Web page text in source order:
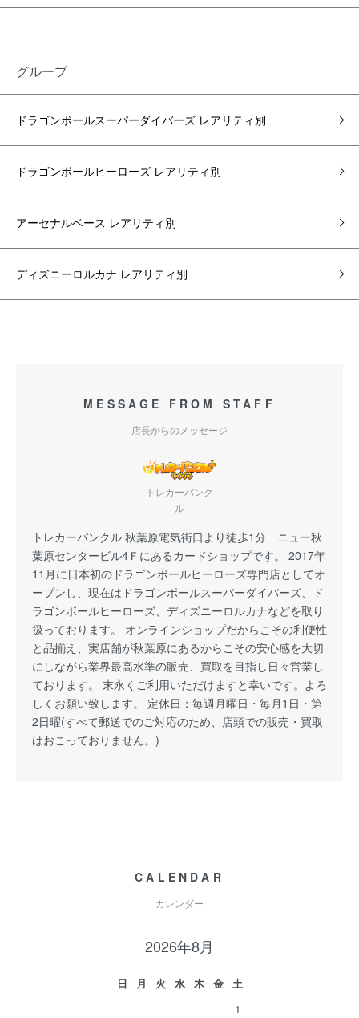
グループ
ドラゴンボールスーパーダイバーズ レアリティ別
ドラゴンボールヒーローズ レアリティ別
アーセナルベース レアリティ別
ディズニーロルカナ レアリティ別
MESSAGE FROM STAFF
店長からのメッセージ
トレカーバンク
ル
トレカーバンクル 秋葉原電気街口より徒歩1分 ニュー秋
葉原センタービル4Ｆにあるカードショップです。 2017年
11月に日本初のドラゴンボールヒーローズ専門店としてオ
ープンし、現在はドラゴンボールスーパーダイバーズ、ド
ラゴンボールヒーローズ、ディズニーロルカナなどを取り
扱っております。 オンラインショップだからこその利便性
と品揃え、実店舗が秋葉原にあるからこその安心感を大切
にしながら業界最高水準の販売、買取を目指し日々営業し
ております。 末永くご利用いただけますと幸いです。よろ
しくお願い致します。 定休日：毎週月曜日・毎月1日・第
2日曜(すべて郵送でのご対応のため、店頭での販売・買取
はおこっておりません。)
CALENDAR
カレンダー
2026年8月
日 月 火 水 木 金
土
1